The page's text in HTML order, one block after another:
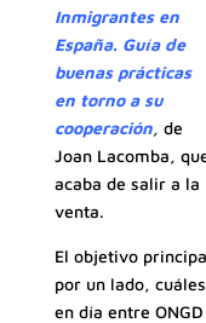
Inmigrantes en
España. Guía de
buenas prácticas
en torno a su
cooperación, de
Joan Lacomba,
acaba de salir a la
venta.
El objetivo
por un lado,
en día entre